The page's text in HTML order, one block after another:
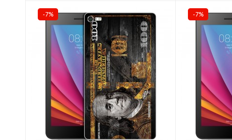
-7% -7%